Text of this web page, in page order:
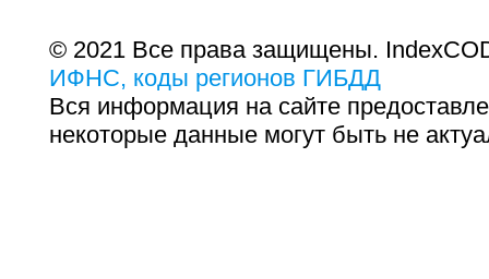
© 2021 Все права защищены.
ИФНС, коды регионов ГИБДД
Вся информация на сайте
некоторые данные могут быть не